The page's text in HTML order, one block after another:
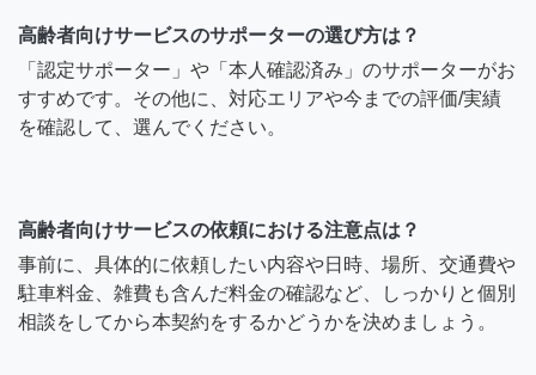
高齢者向けサービスのサポーターの選び方は？
「認定サポーター」や「本人確認済み」のサポーターがお
すすめです。その他に、対応エリアや今までの評価/実績
を確認して、選んでください。
高齢者向けサービスの依頼における注意点は？
事前に、具体的に依頼したい内容や日時、場所、交通費や
駐車料金、雑費も含んだ料金の確認など、しっかりと個別
相談をしてから本契約をするかどうかを決めましょう。